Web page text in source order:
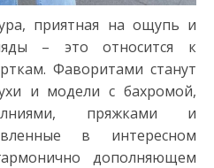
приятная на ощупь и
– это относится к
Фаворитами станут
и модели с бахромой,
пряжками и
в интересном
дополняющем